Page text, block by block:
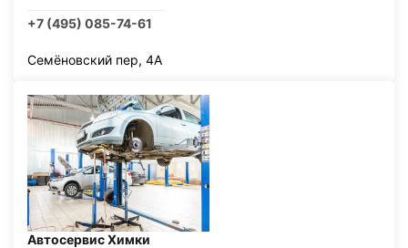
+7 (495) 085-74-61
Семёновский пер, 4А
Автосервис Химки